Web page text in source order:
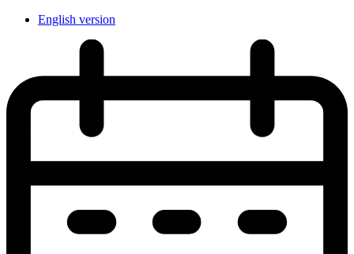
English version